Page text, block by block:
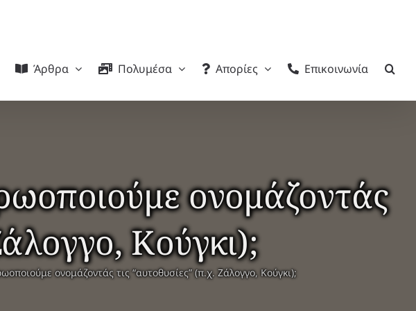
Άρθρα Πολυμέσα Απορίες Επικοινωνία
ονομάζοντάς
Κούγκι);
ονομάζοντάς τις “αυτοθυσίες” (π.χ. Ζάλογγο, Κούγκι);